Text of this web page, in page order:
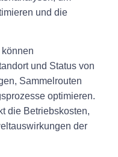
und die
und Status von
Sammelrouten
optimieren.
die Betriebskosten,
der